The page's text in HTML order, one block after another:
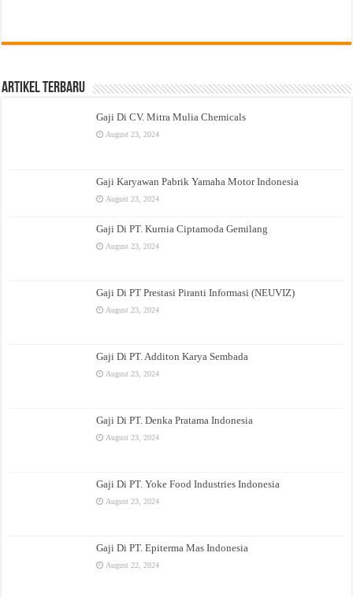
Artikel Terbaru
Gaji Di CV. Mitra Mulia Chemicals
August 23, 2024
Gaji Karyawan Pabrik Yamaha Motor Indonesia
August 23, 2024
Gaji Di PT. Kurnia Ciptamoda Gemilang
August 23, 2024
Gaji Di PT Prestasi Piranti Informasi (NEUVIZ)
August 23, 2024
Gaji Di PT. Additon Karya Sembada
August 23, 2024
Gaji Di PT. Denka Pratama Indonesia
August 23, 2024
Gaji Di PT. Yoke Food Industries Indonesia
August 23, 2024
Gaji Di PT. Epiterma Mas Indonesia
August 22, 2024